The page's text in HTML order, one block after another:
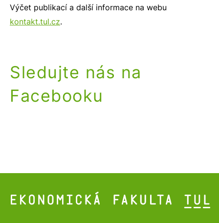
Výčet publikací a další informace na webu
kontakt.tul.cz.
Sledujte nás na
Facebooku